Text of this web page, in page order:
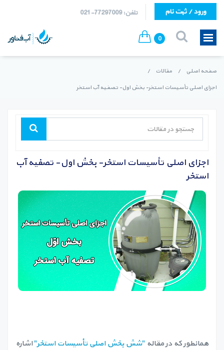
تلفن: 77297009-021 ورود / ثبت نام
0
صفحه اصلی / مقالات
/
اجزای اصلی تأسیسات استخر-‏‎ ‎بخش اول- تصفیه آب استخر
اجزای اصلی تأسیسات استخر-‏‎ ‎بخش اول- تصفیه آب
استخر
همانطور که در مقاله "شش بخش اصلی تأسیسات استخر"اشاره